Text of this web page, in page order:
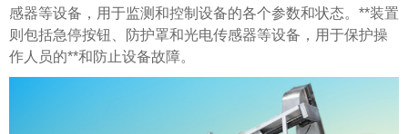
感器等设备，用于监测和控制设备的各个参数和状态。**装置
则包括急停按钮、防护罩和光电传感器等设备，用于保护操
作人员的**和防止设备故障。